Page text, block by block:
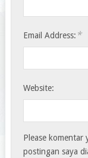
Email Address: *
Website:
Please komentar
postingan saya